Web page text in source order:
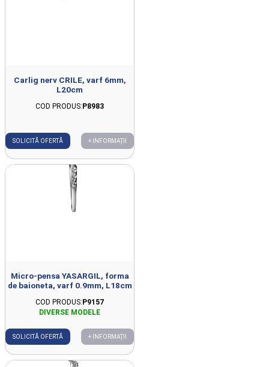
Carlig nerv CRILE, varf 6mm,
L20cm
COD PRODUS: P8983
SOLICITĂ OFERTĂ + INFORMAȚII
Micro-pensa YASARGIL, forma
de baioneta, varf 0.9mm, L18cm
COD PRODUS:P9157
SOLICITĂ OFERTĂ + INFORMAȚII